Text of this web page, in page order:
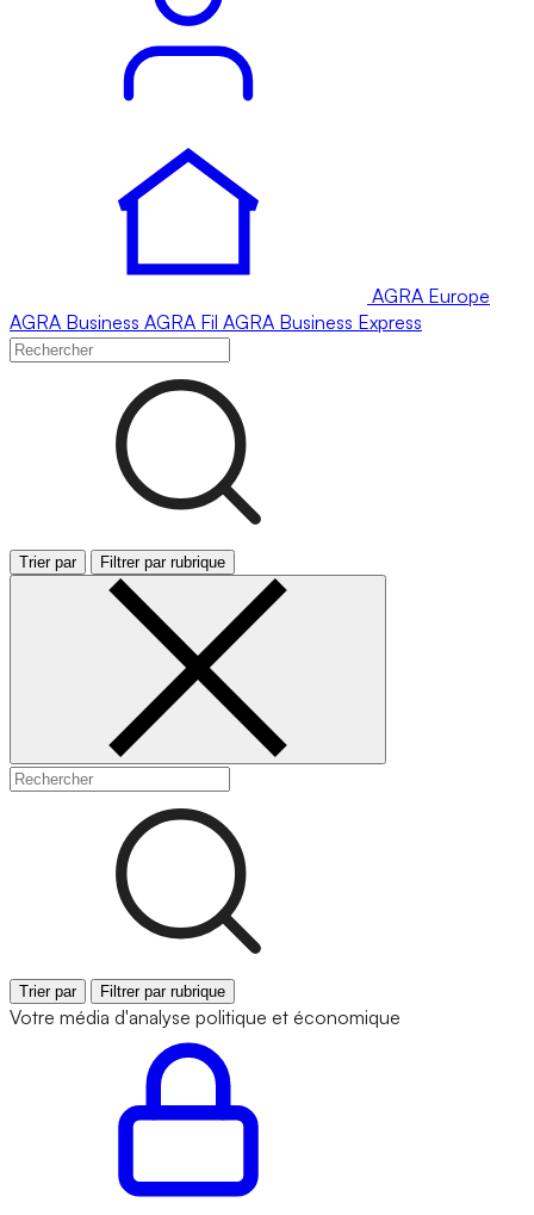
AGRA Europe
AGRA Business AGRA Fil AGRA Business Express
Trier par Filtrer par rubrique
Trier par Filtrer par rubrique
Votre média d'analyse politique et économique